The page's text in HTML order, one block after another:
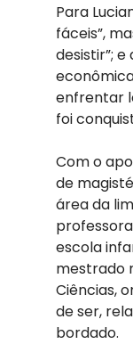
Para
fáceis”,
desistir”;
enfrentar
foi
Com o
de
área da
escola
mestrado
Ciências,
de ser,
bordado.